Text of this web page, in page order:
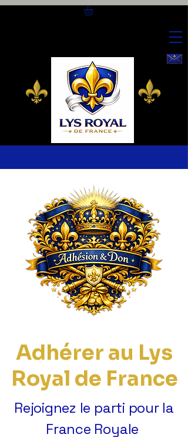
Adhérer au Lys
Royal de France
Rejoignez le parti pour la
France Royale